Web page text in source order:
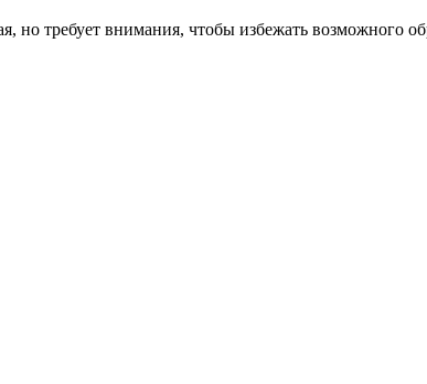
но требует внимания, чтобы избежать возможного